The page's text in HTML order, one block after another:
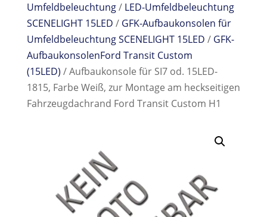
Umfeldbeleuchtung/ LED-Umfeldbeleuchtung
SCENELIGHT 15LED / GFK-Aufbaukonsolen für
Umfeldbeleuchtung SCENELIGHT 15LED / GFK-
AufbaukonsolenFord Transit Custom
(15LED) / Aufbaukonsole für SI7 od. 15LED-
1815, Farbe Weiß, zur Montage am heckseitigen
Fahrzeugdachrand Ford Transit Custom H1